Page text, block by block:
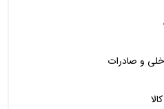
و صادرات